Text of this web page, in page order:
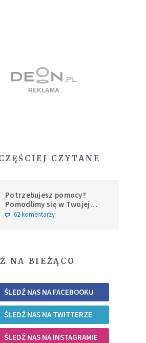
CZYTANE
Potrzebujesz pomocy?
Pomodlimy się w Twojej
intencji
62 komentarzy
NA BIEŻĄCO
ŚLEDŹ NAS NA FACEBOOKU
ŚLEDŹ NAS NA TWITTERZE
ŚLEDŹ NAS NA INSTAGRAMIE